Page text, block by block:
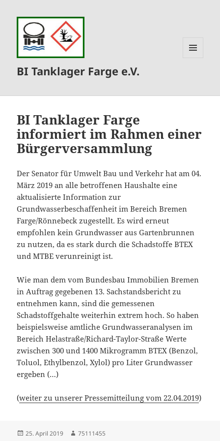
BI Tanklager Farge e.V.
BI Tanklager Farge
informiert im Rahmen einer
Bürgerversammlung
Der Senator für Umwelt Bau und Verkehr hat am 04.
März 2019 an alle betroffenen Haushalte eine
aktualisierte Information zur
Grundwasserbeschaffenheit im Bereich Bremen
Farge/Rönnebeck zugestellt. Es wird erneut
empfohlen kein Grundwasser aus Gartenbrunnen
zu nutzen, da es stark durch die Schadstoffe BTEX
und MTBE verunreinigt ist.
Wie man dem vom Bundesbau Immobilien Bremen
in Auftrag gegebenen 13. Sachstandsbericht zu
entnehmen kann, sind die gemessenen
Schadstoffgehalte weiterhin extrem hoch. So haben
beispielsweise amtliche Grundwasseranalysen im
Bereich Helastraße/Richard-Taylor-Straße Werte
zwischen 300 und 1400 Mikrogramm BTEX (Benzol,
Toluol, Ethylbenzol, Xylol) pro Liter Grundwasser
ergeben (…)
(weiter zu unserer Pressemitteilung vom 22.04.2019)
Veröffentlicht
25. April 2019 Autor
75111455